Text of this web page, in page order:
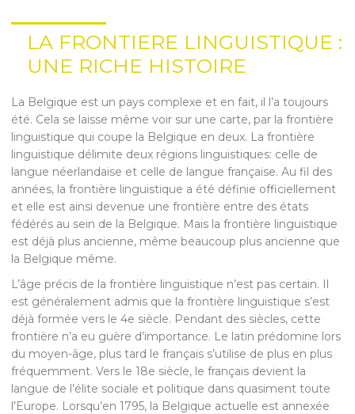
LA FRONTIERE LINGUISTIQUE :
UNE RICHE HISTOIRE
La Belgique est un pays complexe et en fait, il l’a toujours
été. Cela se laisse même voir sur une carte, par la frontière
linguistique qui coupe la Belgique en deux. La frontière
linguistique délimite deux régions linguistiques: celle de
langue néerlandaise et celle de langue française. Au fil des
années, la frontière linguistique a été définie officiellement
et elle est ainsi devenue une frontière entre des états
fédérés au sein de la Belgique. Mais la frontière linguistique
est déjà plus ancienne, même beaucoup plus ancienne que
la Belgique même.
L’âge précis de la frontière linguistique n’est pas certain. Il
est généralement admis que la frontière linguistique s’est
déjà formée vers le 4e siècle. Pendant des siècles, cette
frontière n’a eu guère d’importance. Le latin prédomine lors
du moyen-âge, plus tard le français s’utilise de plus en plus
fréquemment. Vers le 18e siècle, le français devient la
langue de l’élite sociale et politique dans quasiment toute
l’Europe. Lorsqu’en 1795, la Belgique actuelle est annexée